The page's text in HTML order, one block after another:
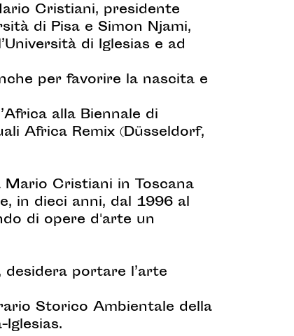
Cristiani, presidente
di Pisa e Simon Njami,
di Iglesias e ad
per favorire la nascita e
alla Biennale di
Africa Remix (Düsseldorf,
Cristiani in Toscana
in dieci anni, dal 1996 al
di opere d'arte un
portare l’arte
Storico Ambientale della